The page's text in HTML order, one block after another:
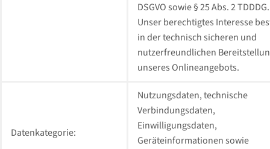
DSGVO sowie § 25 Abs. 2 TDDDG.
Unser berechtigtes Interesse
in der technisch sicheren und
nutzerfreundlichen
unseres Onlineangebots.
Datenkategorie:
Nutzungsdaten, technische
Verbindungsdaten,
Einwilligungsdaten,
Geräteinformationen sowie